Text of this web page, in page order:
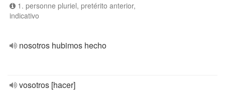
1. personne pluriel, pretérito anterior,
indicativo
nosotros hubimos hecho
vosotros [hacer]